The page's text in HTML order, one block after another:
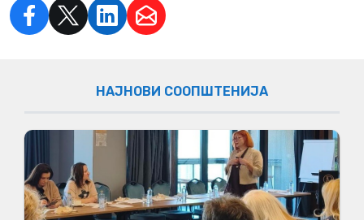
НАЈНОВИ СООПШТЕНИЈА